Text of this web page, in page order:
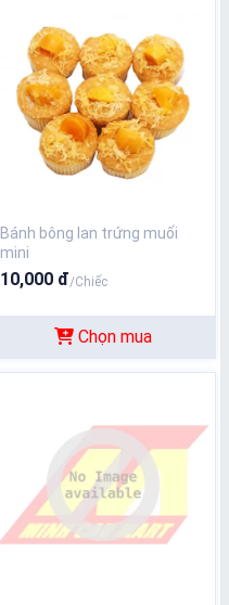
Bánh bông lan trứng muối
mini
10,000 đ/Chiếc
Chọn mua